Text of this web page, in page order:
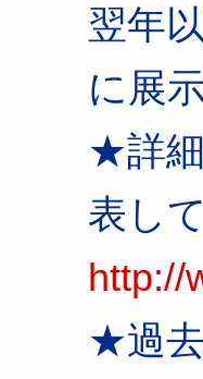
翌年
に展
★詳
表し
http://
★過